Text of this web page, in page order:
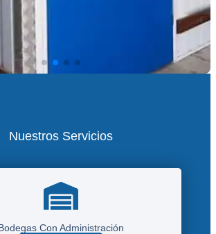
Nuestros Servicios
Con Administración